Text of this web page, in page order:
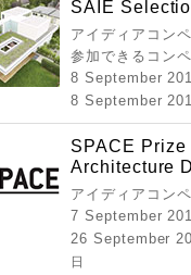
SAIE
アイディアコン
参加できるコンペ
8 September
8 September
SPACE
Architecture
アイディアコン
7 September
26 September
日